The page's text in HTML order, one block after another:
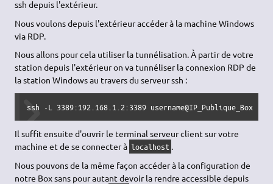
ssh depuis l'extérieur.
Nous voulons depuis l'extérieur accéder à la machine Windows
via RDP.
Nous allons pour cela utiliser la tunnélisation. À partir de votre
station depuis l'extérieur on va tunnéliser la connexion RDP de
la station Windows au travers du serveur ssh :
ssh -L 3389:192.168.1.2:3389 username@IP_Publique_Box
Il suffit ensuite d'ouvrir le terminal serveur client sur votre
machine et de se connecter à localhost .
Nous pouvons de la même façon accéder à la configuration de
notre Box sans pour autant devoir la rendre accessible depuis